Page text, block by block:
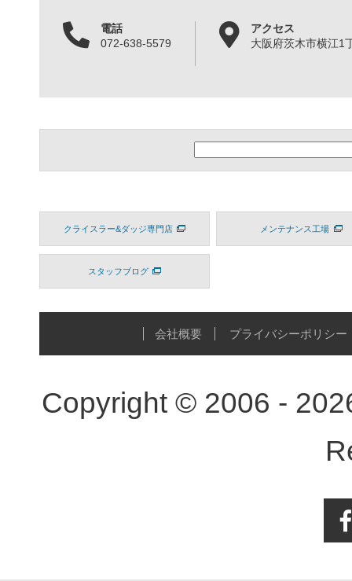
電話
072-638-5579
アクセス
大阪府茨木市横江1
クライスラー&ダッジ専門店 メンテナンス工場
スタッフブログ
会社概要 プライバシーポリシー
Copyright © 2006 -